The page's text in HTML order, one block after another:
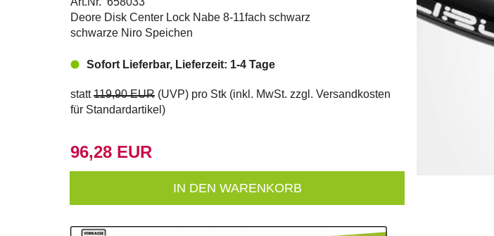
Deore Disk Center Lock Nabe 8-11fach schwarz
schwarze Niro Speichen
Sofort Lieferbar, Lieferzeit: 1-4 Tage
statt119,90 EUR (UVP) pro Stk (inkl. MwSt. zzgl. Versandkosten
für Standardartikel )
96,28 EUR
IN DEN WARENKORB